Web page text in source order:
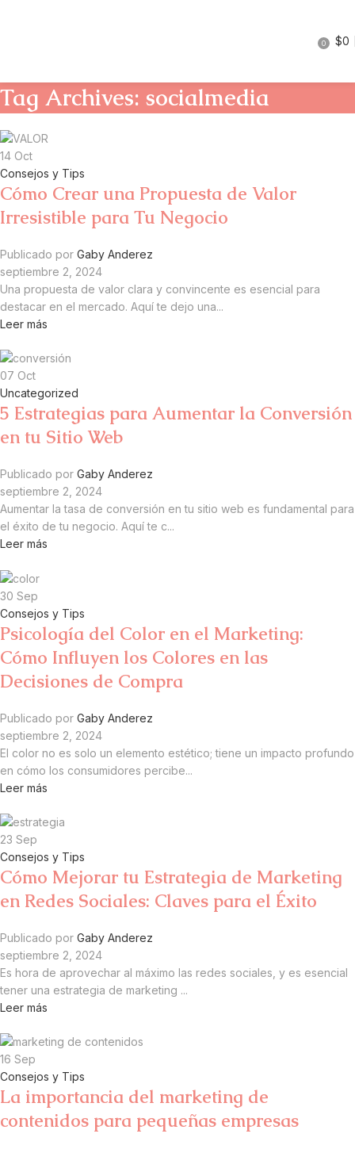
0 $0
Tag Archives: socialmedia
14 Oct
Consejos y Tips
Cómo Crear una Propuesta de Valor
Irresistible para Tu Negocio
Publicado por Gaby Anderez
septiembre 2, 2024
Una propuesta de valor clara y convincente es esencial para
destacar en el mercado. Aquí te dejo una...
Leer más
07 Oct
Uncategorized
5 Estrategias para Aumentar la Conversión
en tu Sitio Web
Publicado por Gaby Anderez
septiembre 2, 2024
Aumentar la tasa de conversión en tu sitio web es fundamental para
el éxito de tu negocio. Aquí te c...
Leer más
30 Sep
Consejos y Tips
Psicología del Color en el Marketing:
Cómo Influyen los Colores en las
Decisiones de Compra
Publicado por Gaby Anderez
septiembre 2, 2024
El color no es solo un elemento estético; tiene un impacto profundo
en cómo los consumidores percibe...
Leer más
23 Sep
Consejos y Tips
Cómo Mejorar tu Estrategia de Marketing
en Redes Sociales: Claves para el Éxito
Publicado por Gaby Anderez
septiembre 2, 2024
Es hora de aprovechar al máximo las redes sociales, y es esencial
tener una estrategia de marketing ...
Leer más
16 Sep
Consejos y Tips
La importancia del marketing de
contenidos para pequeñas empresas